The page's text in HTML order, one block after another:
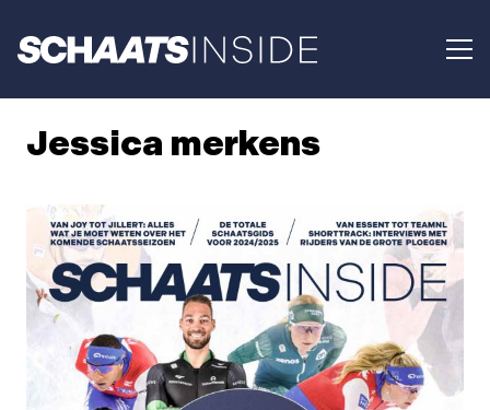
Jessica merkens